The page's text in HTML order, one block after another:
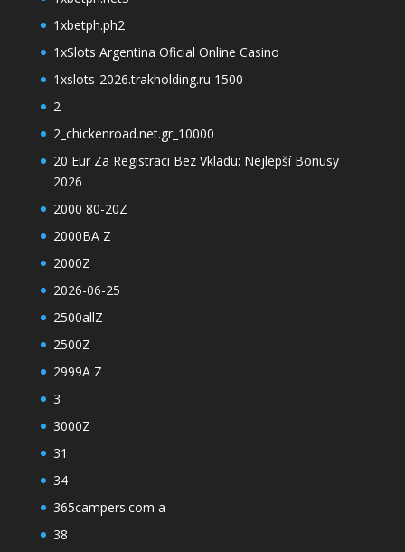
1xbetph.ph2
1xSlots Argentina Oficial Online Casino
1xslots-2026.trakholding.ru 1500
2
2_chickenroad.net.gr_10000
20 Eur Za Registraci Bez Vkladu: Nejlepší Bonusy
2026
2000 80-20Z
2000BA Z
2000Z
2026-06-25
2500allZ
2500Z
2999A Z
3
3000Z
31
34
365campers.com a
38